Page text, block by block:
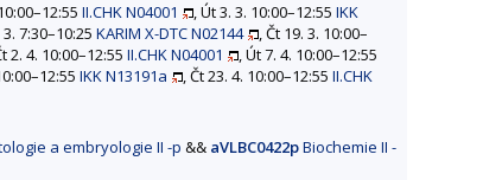
II.CHK N04001 , Út 3. 3. 10:00–12:55 IKK
3. 7:30–10:25 KARIM X-DTC N02144
, Čt 19. 3. 10:00–
2. 4. 10:00–12:55 II.CHK N04001
, Út 7. 4. 10:00–12:55
IKK N13191a , Čt 23. 4. 10:00–12:55 II.CHK
a embryologie II -p && aVLBC0422pBiochemie II -